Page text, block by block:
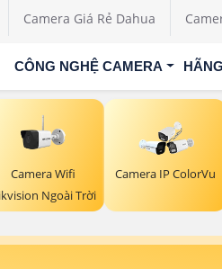
Camera Giá Rẻ Dahua
CÔNG NGHỆ CAMERA
Camera Wifi
Ngoài Trời
Camera IP ColorVu